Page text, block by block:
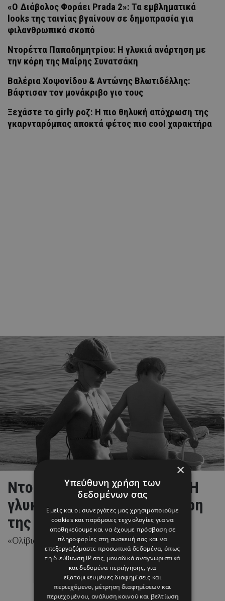
«Ο Διάβολος Φοράει Prada 2»: Τα εμβληματικά
looks της ταινίας βγαίνουν σε δημοπρασία για
φιλανθρωπικό σκοπό
Ντορέττα Παπαδημητρίου: Η γλυκιά ανάρτηση με
την κόρη της Μαίρης Συνατσάκη
Βαλέρια Χοψονίδου & Αντώνης Βλωτιδέλλης:
Βάφτισαν τον μονάκριβο γιο τους
Ξεχάστε το girly ροζ: Η πιο θηλυκή απόχρωση της
γκαρνταρόμπας αποκτά φέτος πιο cool χαρακτήρα
Ντορέττα Παπαδημητρίου: Η
γλυκιά ανάρτηση με την κόρη
της Μαίρης Συνατσάκη
«Ολίβια, σ’ αγαπώ»
09 ΑΥΓΟΥΣΤΟΥ 26 - 15:50
Margarita Psichi
×
Υπεύθυνη χρήση των
δεδομένων σας
Εμείς και οι συνεργάτες μας χρησιμοποιούμε
cookies και παρόμοιες τεχνολογίες για να
αποθηκεύουμε και να έχουμε πρόσβαση σε
πληροφορίες στη συσκευή σας και να
επεξεργαζόμαστε προσωπικά δεδομένα, όπως
τη διεύθυνση IP σας, μοναδικά αναγνωριστικά
και δεδομένα περιήγησης, για
εξατομικευμένες διαφημίσεις και
περιεχόμενο, μέτρηση διαφημίσεων και
περιεχομένου, ανάλυση κοινού και βελτίωση